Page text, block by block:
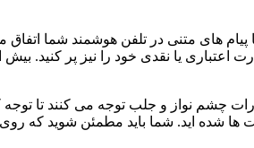
های متنی در تلفن هوشمند شما اتفاق
چشم نواز و جلب توجه می کنند تا
شده اید. شما باید مطمئن شوید که